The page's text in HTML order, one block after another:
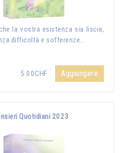
la vostra esistenza sia liscia,
difficoltà e sofferenze...
5.00CHF Aggiungere
Quotidiani 2023